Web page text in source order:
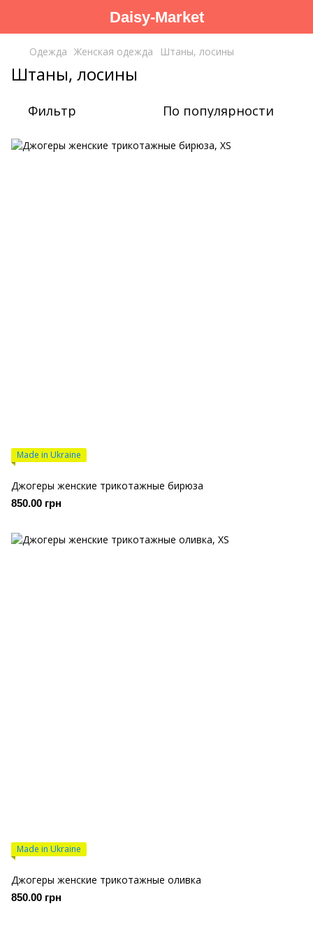
Daisy-Market
Одежда Женская одежда Штаны, лосины
Штаны, лосины
Фильтр По популярности
Made in Ukraine
Джогеры женские трикотажные бирюза
850.00 грн
Made in Ukraine
Джогеры женские трикотажные оливка
850.00 грн